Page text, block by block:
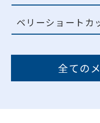
ベリーショートカ
全ての